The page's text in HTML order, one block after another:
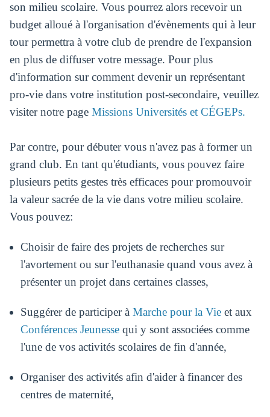
son milieu scolaire. Vous pourrez alors recevoir un
budget alloué à l'organisation d'évènements qui à leur
tour permettra à votre club de prendre de l'expansion
en plus de diffuser votre message. Pour plus
d'information sur comment devenir un représentant
pro-vie dans votre institution post-secondaire, veuillez
visiter notre page Missions Universités et CÉGEPs.
Par contre, pour débuter vous n'avez pas à former un
grand club. En tant qu'étudiants, vous pouvez faire
plusieurs petits gestes très efficaces pour promouvoir
la valeur sacrée de la vie dans votre milieu scolaire.
Vous pouvez:
Choisir de faire des projets de recherches sur
l'avortement ou sur l'euthanasie quand vous avez à
présenter un projet dans certaines classes,
Suggérer de participer à Marche pour la Vieet aux
Conférences Jeunessequi y sont associées comme
l'une de vos activités scolaires de fin d'année,
Organiser des activités afin d'aider à financer des
centres de maternité,